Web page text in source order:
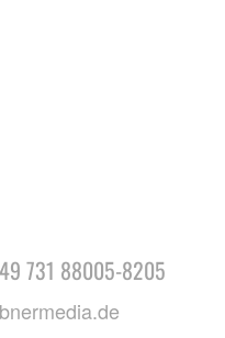
731 88005-8205